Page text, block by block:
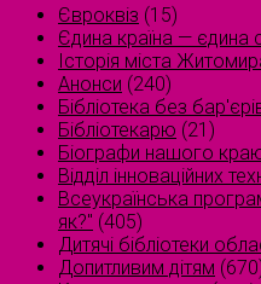
Євроквіз (15)
Єдина країна — єдина
Історія міста
Анонси (240)
Бібліотека без
Бібліотекарю (21)
Біографи нашого
Відділ інноваційних
Всеукраїнська
як?" (405)
Дитячі бібліотеки
Допитливим дітям